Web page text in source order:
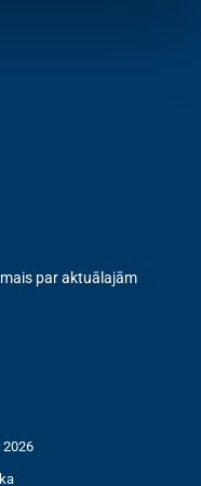
par aktuālajām